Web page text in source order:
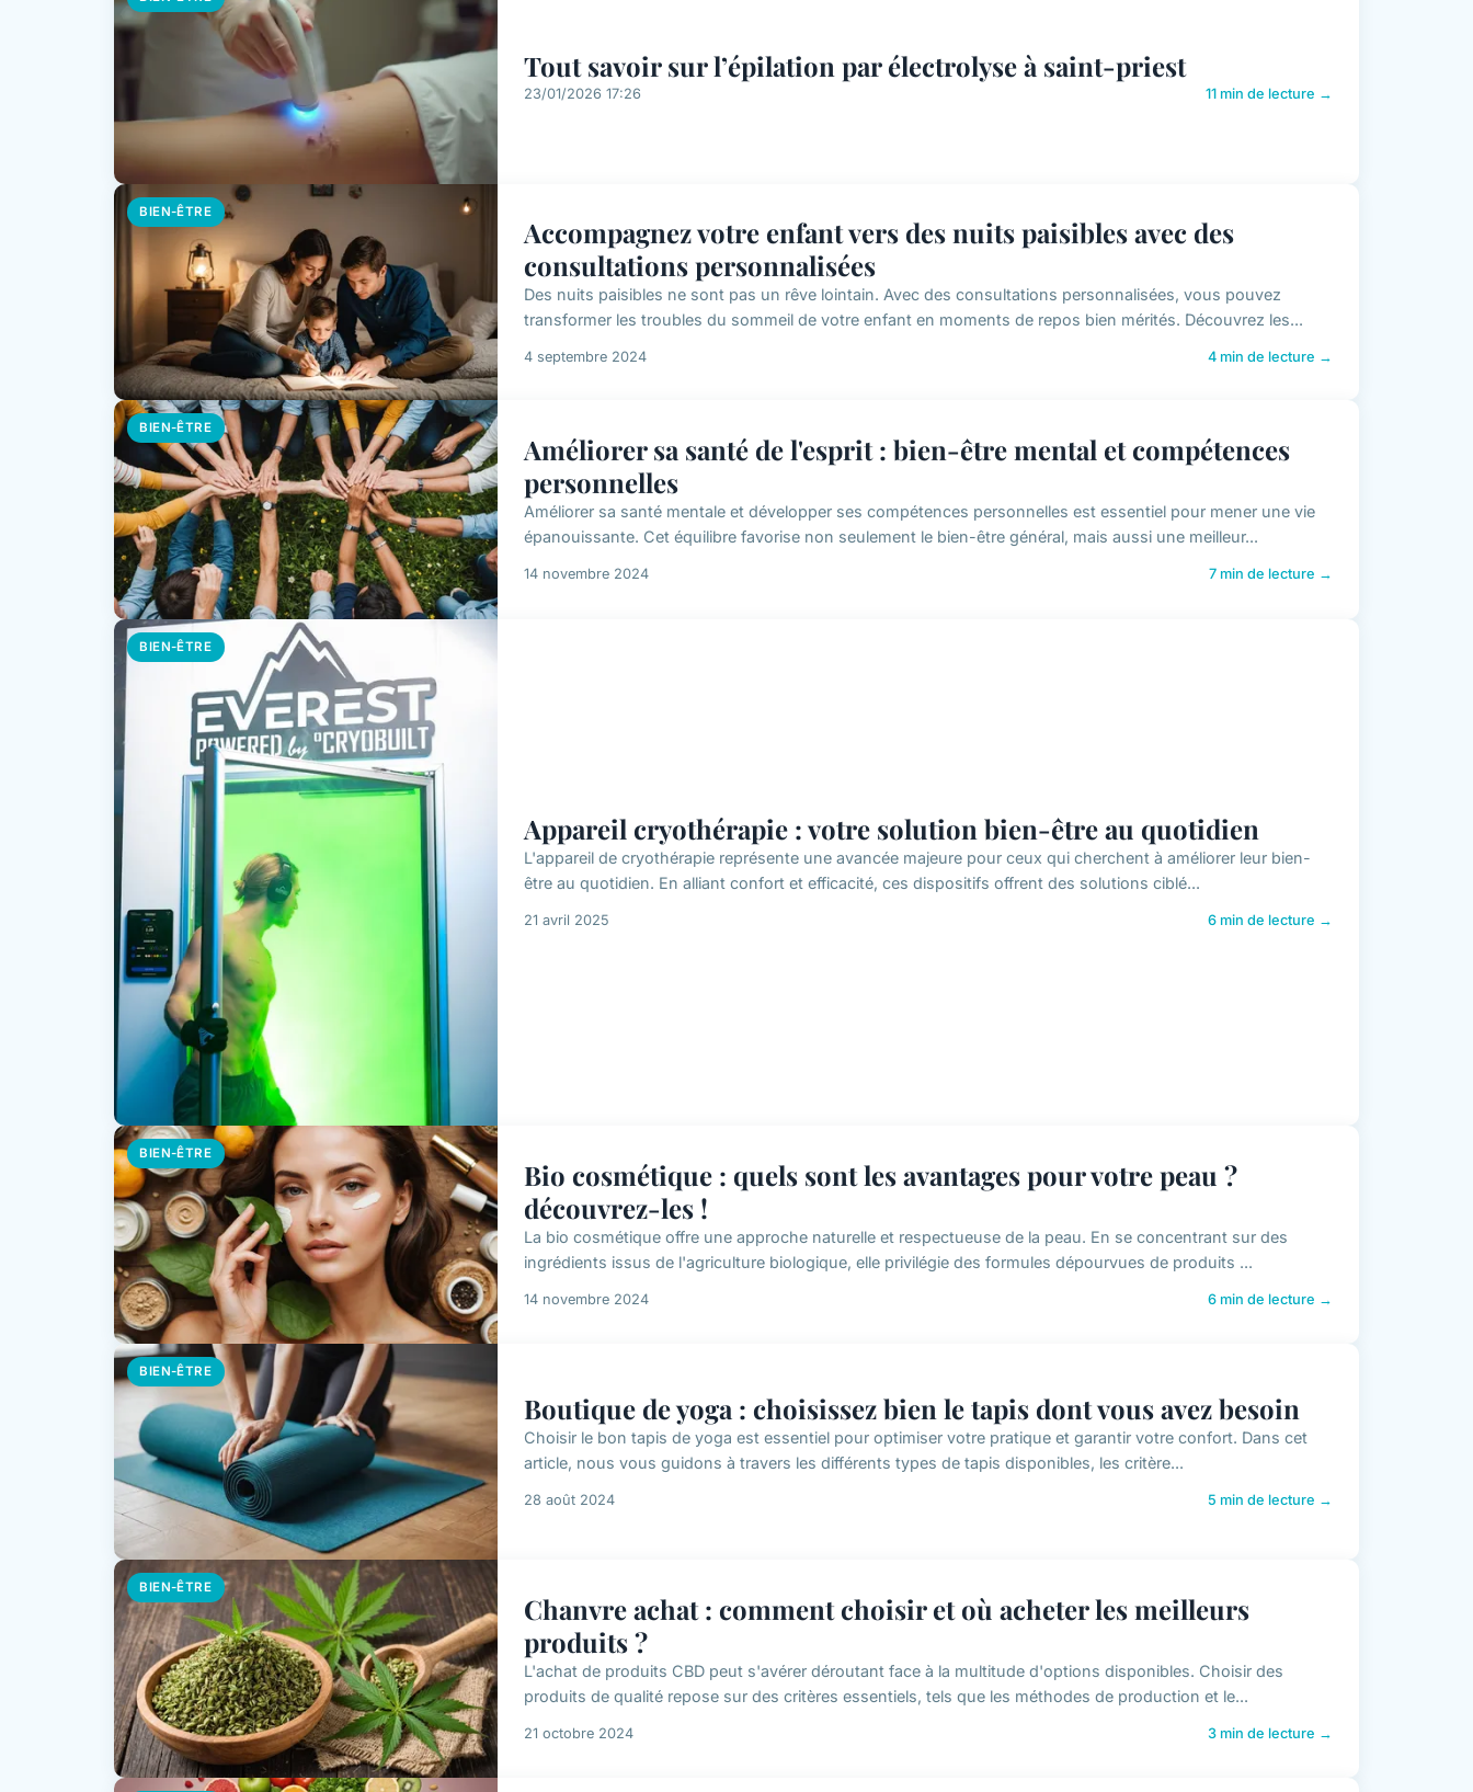
Tout savoir sur l’épilation par électrolyse à saint-priest
23/01/2026 17:26 11 min de lecture →
BIEN-ÊTRE
Accompagnez votre enfant vers des nuits paisibles avec des
consultations personnalisées
Des nuits paisibles ne sont pas un rêve lointain. Avec des consultations personnalisées, vous pouvez
transformer les troubles du sommeil de votre enfant en moments de repos bien mérités. Découvrez les...
4 septembre 2024 4 min de lecture →
BIEN-ÊTRE
Améliorer sa santé de l'esprit : bien-être mental et compétences
personnelles
Améliorer sa santé mentale et développer ses compétences personnelles est essentiel pour mener une vie
épanouissante. Cet équilibre favorise non seulement le bien-être général, mais aussi une meilleur...
14 novembre 2024 7 min de lecture →
BIEN-ÊTRE
Appareil cryothérapie : votre solution bien-être au quotidien
L'appareil de cryothérapie représente une avancée majeure pour ceux qui cherchent à améliorer leur bien-
être au quotidien. En alliant confort et efficacité, ces dispositifs offrent des solutions ciblé...
21 avril 2025 6 min de lecture →
BIEN-ÊTRE
Bio cosmétique : quels sont les avantages pour votre peau ?
découvrez-les !
La bio cosmétique offre une approche naturelle et respectueuse de la peau. En se concentrant sur des
ingrédients issus de l'agriculture biologique, elle privilégie des formules dépourvues de produits ...
14 novembre 2024 6 min de lecture →
BIEN-ÊTRE
Boutique de yoga : choisissez bien le tapis dont vous avez besoin
Choisir le bon tapis de yoga est essentiel pour optimiser votre pratique et garantir votre confort. Dans cet
article, nous vous guidons à travers les différents types de tapis disponibles, les critère...
28 août 2024 5 min de lecture →
BIEN-ÊTRE
Chanvre achat : comment choisir et où acheter les meilleurs
produits ?
L'achat de produits CBD peut s'avérer déroutant face à la multitude d'options disponibles. Choisir des
produits de qualité repose sur des critères essentiels, tels que les méthodes de production et le...
21 octobre 2024 3 min de lecture →